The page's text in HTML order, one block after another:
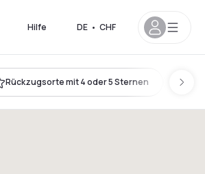
Hilfe DE • CHF
Rückzugsorte mit 4 oder 5 Sternen